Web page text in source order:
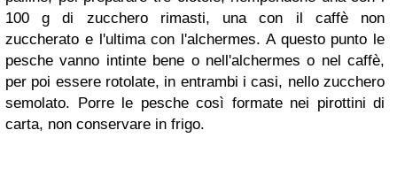
100 g di zucchero rimasti, una con il caffè non
zuccherato e l'ultima con l'alchermes. A questo punto le
pesche vanno intinte bene o nell'alchermes o nel caffè,
per poi essere rotolate, in entrambi i casi, nello zucchero
semolato. Porre le pesche così formate nei pirottini di
carta, non conservare in frigo.